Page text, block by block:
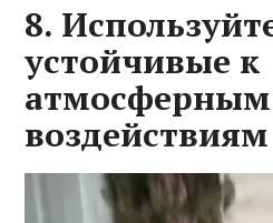
8.
устойчивые к
атмосферным